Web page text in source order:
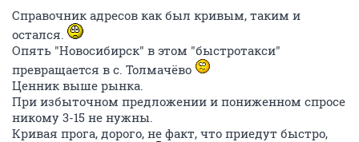
Справочник адресов как был кривым, таким и
остался.
Опять "Новосибирск" в этом "быстротакси"
превращается в с. Толмачёво
Ценник выше рынка.
При избыточном предложении и пониженном спросе
никому 3-15 не нужны.
Кривая прога, дорого, не факт, что приедут быстро,